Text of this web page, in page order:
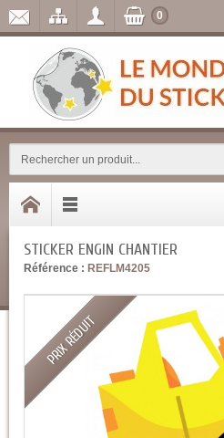
0
STICKER ENGIN CHANTIER
Référence : REFLM4205
PRIX RÉDUIT